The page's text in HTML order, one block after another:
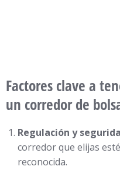
Factores clave a
un corredor de
Regulación y
corredor que elijas
reconocida.